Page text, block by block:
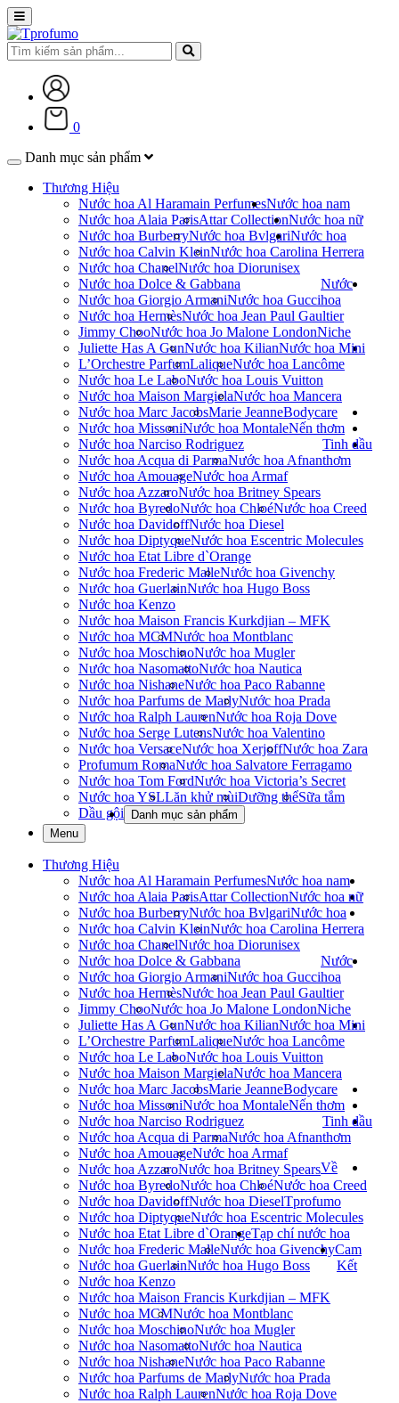
0
Danh mục sản phẩm
Thương Hiệu
Nước hoa Al Haramain Perfumes
Nước hoa Alaia ParisAttar Collection
Nước hoa BurberryNước hoa Bvlgari
Nước hoa Calvin KleinNước hoa Carolina Herrera
Nước hoa ChanelNước hoa Dior
Nước hoa Dolce & Gabbana
Nước hoa Giorgio ArmaniNước hoa Gucci
Nước hoa HermèsNước hoa Jean Paul Gaultier
Jimmy ChooNước hoa Jo Malone London
Juliette Has A GunNước hoa Kilian
L’Orchestre ParfumLaliqueNước hoa Lancôme
Nước hoa Le LaboNước hoa Louis Vuitton
Nước hoa Maison MargielaNước hoa Mancera
Nước hoa Marc JacobsMarie Jeanne
Nước hoa MissoniNước hoa Montale
Nước hoa Narciso Rodriguez
Nước hoa Acqua di ParmaNước hoa Afnan
Nước hoa AmouageNước hoa Armaf
Nước hoa AzzaroNước hoa Britney Spears
Nước hoa ByredoNước hoa ChloéNước hoa Creed
Nước hoa DavidoffNước hoa Diesel
Nước hoa DiptyqueNước hoa Escentric Molecules
Nước hoa Etat Libre d`Orange
Nước hoa Frederic MalleNước hoa Givenchy
Nước hoa GuerlainNước hoa Hugo Boss
Nước hoa Kenzo
Nước hoa Maison Francis Kurkdjian – MFK
Nước hoa MCMNước hoa Montblanc
Nước hoa MoschinoNước hoa Mugler
Nước hoa NasomattoNước hoa Nautica
Nước hoa NishaneNước hoa Paco Rabanne
Nước hoa Parfums de MarlyNước hoa Prada
Nước hoa Ralph LaurenNước hoa Roja Dove
Nước hoa Serge LutensNước hoa Valentino
Nước hoa VersaceNước hoa XerjoffNước hoa Zara
Profumum RomaNước hoa Salvatore Ferragamo
Nước hoa Tom FordNước hoa Victoria’s Secret
Nước hoa YSL
Nước hoa nam
Nước hoa nữ
Nước hoa
unisex
Nước
hoa
Niche
Nước hoa Mini
Bodycare
Lăn khử mùiDưỡng thểSữa tắm
Dầu gội
Nến thơm
Tinh dầu
thơm
Danh mục sản phẩm
Menu
Thương Hiệu
Nước hoa Al Haramain Perfumes
Nước hoa Alaia ParisAttar Collection
Nước hoa BurberryNước hoa Bvlgari
Nước hoa Calvin KleinNước hoa Carolina Herrera
Nước hoa ChanelNước hoa Dior
Nước hoa Dolce & Gabbana
Nước hoa Giorgio ArmaniNước hoa Gucci
Nước hoa HermèsNước hoa Jean Paul Gaultier
Jimmy ChooNước hoa Jo Malone London
Juliette Has A GunNước hoa Kilian
L’Orchestre ParfumLaliqueNước hoa Lancôme
Nước hoa Le LaboNước hoa Louis Vuitton
Nước hoa Maison MargielaNước hoa Mancera
Nước hoa Marc JacobsMarie Jeanne
Nước hoa MissoniNước hoa Montale
Nước hoa Narciso Rodriguez
Nước hoa Acqua di ParmaNước hoa Afnan
Nước hoa AmouageNước hoa Armaf
Nước hoa AzzaroNước hoa Britney Spears
Nước hoa ByredoNước hoa ChloéNước hoa Creed
Nước hoa DavidoffNước hoa Diesel
Nước hoa DiptyqueNước hoa Escentric Molecules
Nước hoa Etat Libre d`Orange
Nước hoa Frederic MalleNước hoa Givenchy
Nước hoa GuerlainNước hoa Hugo Boss
Nước hoa Kenzo
Nước hoa Maison Francis Kurkdjian – MFK
Nước hoa MCMNước hoa Montblanc
Nước hoa MoschinoNước hoa Mugler
Nước hoa NasomattoNước hoa Nautica
Nước hoa NishaneNước hoa Paco Rabanne
Nước hoa Parfums de MarlyNước hoa Prada
Nước hoa Ralph LaurenNước hoa Roja Dove
Nước hoa nam
Nước hoa nữ
Nước hoa
unisex
Nước
hoa
Niche
Nước hoa Mini
Bodycare
Nến thơm
Tinh dầu
thơm
Về
Tprofumo
Tạp chí nước hoa
Cam
Kết